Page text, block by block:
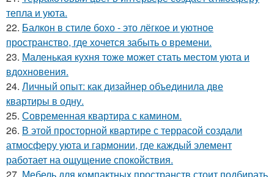
тепла и уюта.
22. Балкон в стиле бохо - это лёгкое и уютное
пространство, где хочется забыть о времени.
23. Маленькая кухня тоже может стать местом уюта и
вдохновения.
24. Личный опыт: как дизайнер объединила две
квартиры в одну.
25. Современная квартира с камином.
26. В этой просторной квартире с террасой создали
атмосферу уюта и гармонии, где каждый элемент
работает на ощущение спокойствия.
27. Мебель для компактных пространств стоит подбирать